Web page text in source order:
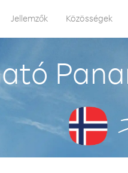
Jellemzők Közösségek